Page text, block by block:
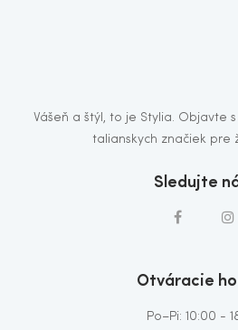
Vášeň a štýl, to je Stylia. Objavte
talianskych značiek pre
Sledujte
Otváracie
Po–Pi: 10:00 -